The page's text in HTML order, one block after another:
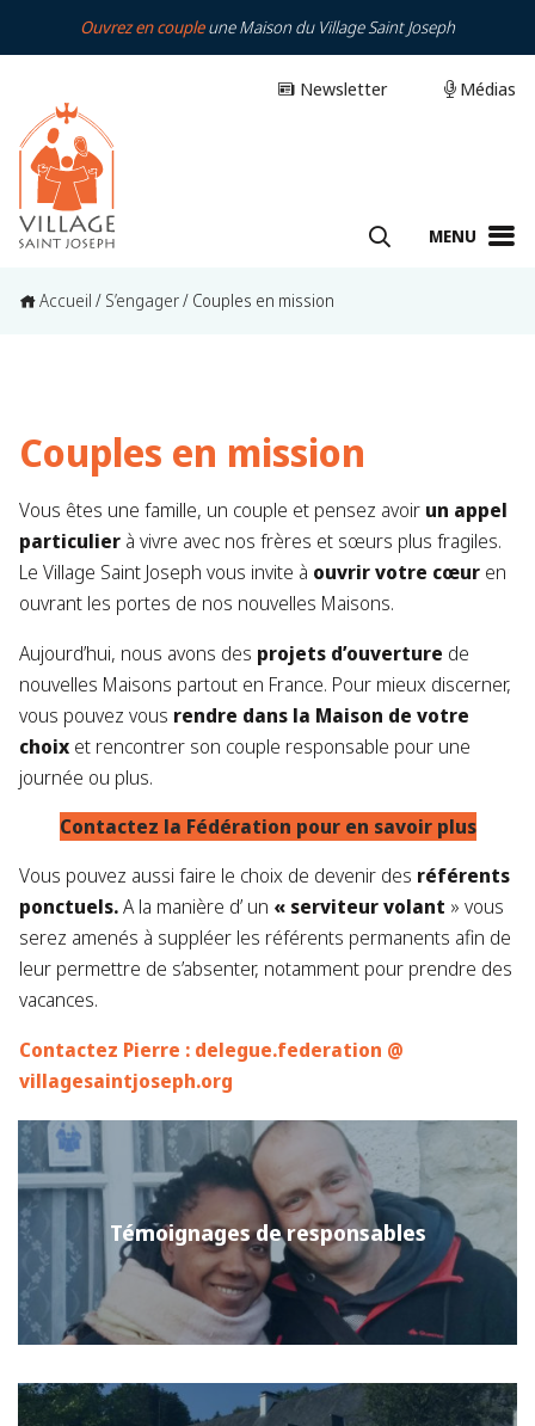
Ouvrez en coupleune Maison du Village Saint Joseph
Newsletter Médias
MENU
Accueil / S’engager/ Couples en mission
Couples en mission
Vous êtes une famille, un couple et pensez avoir un appel
particulier à vivre avec nos frères et sœurs plus fragiles.
Le Village Saint Joseph vous invite à ouvrir votre cœur en
ouvrant les portes de nos nouvelles Maisons.
Aujourd’hui, nous avons des projets d’ouverture de
nouvelles Maisons partout en France. Pour mieux discerner,
vous pouvez vous rendre dans la Maison de votre
choix et rencontrer son couple responsable pour une
journée ou plus.
Contactez la Fédération pour en savoir plus
Vous pouvez aussi faire le choix de devenir des référents
ponctuels.A la manière d’ un « serviteur volant » vous
serez amenés à suppléer les référents permanents afin de
leur permettre de s’absenter, notamment pour prendre des
vacances.
Contactez Pierre : delegue.federation @
villagesaintjoseph.org
Témoignages de responsables